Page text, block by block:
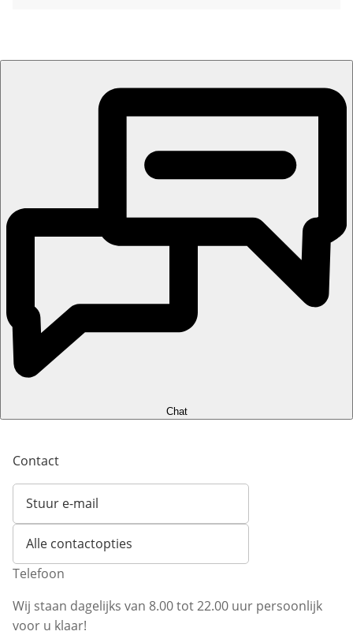
Chat
Contact
Stuur e-mail
Opent e-mailclient
Alle contactopties
Telefoon
Wij staan dagelijks van 8.00 tot 22.00 uur persoonlijk
voor u klaar!